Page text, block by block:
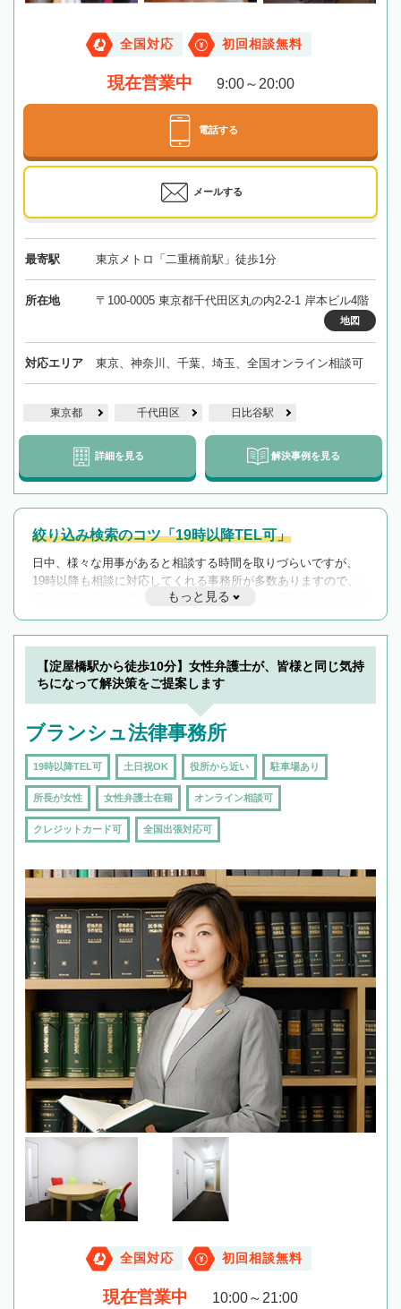
全国対応 初回相談無料
現在営業中 9:00～20:00
電話する
メールする
最寄駅 東京メトロ「二重橋前駅」徒歩1分
所在地 〒100-0005 東京都千代田区丸の内2-2-1 岸本ビル4階
地図
対応エリア 東京、神奈川、千葉、埼玉、全国オンライン相談可
東京都 千代田区 日比谷駅
詳細を見る 解決事例を見る
絞り込み検索のコツ「19時以降TEL可」
日中、様々な用事があると相談する時間を取りづらいですが、
19時以降も相談に対応してくれる事務所が多数ありますので、
遅い時間の相談が増えそうな場合はそのような事務所に絞り込
んで検索してみましょう。
19時以降TEL可の条件
を加えて再検索
もっと見る
【淀屋橋駅から徒歩10分】女性弁護士が、皆様と同じ気持
ちになって解決策をご提案します
ブランシュ法律事務所
19時以降TEL可 土日祝OK 役所から近い 駐車場あり
所長が女性 女性弁護士在籍 オンライン相談可
クレジットカード可 全国出張対応可
全国対応 初回相談無料
現在営業中 10:00～21:00